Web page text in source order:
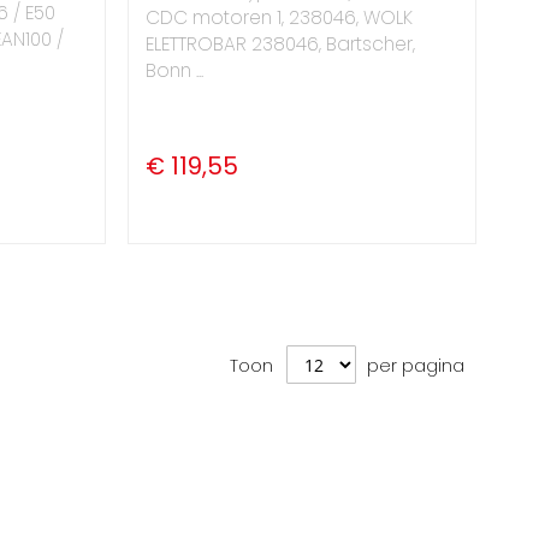
/ E50
/
CDC motoren 1, 238046, WOLK
ELETTROBAR 238046, Bartscher,
Bonn ...
€ 119,55
Toon per pagina